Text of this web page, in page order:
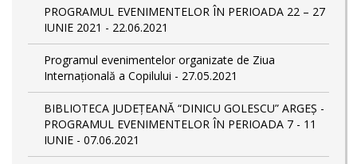
PROGRAMUL EVENIMENTELOR ÎN PERIOADA 22 – 27
IUNIE 2021 - 22.06.2021
Programul evenimentelor organizate de Ziua
Internațională a Copilului - 27.05.2021
BIBLIOTECA JUDEȚEANĂ “DINICU GOLESCU” ARGEȘ -
PROGRAMUL EVENIMENTELOR ÎN PERIOADA 7 - 11
IUNIE - 07.06.2021